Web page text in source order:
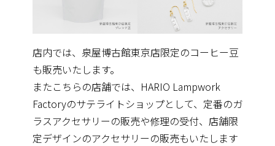
店内では、泉屋博古館東京店限定のコーヒー豆
も販売いたします。
またこちらの店舗では、HARIO Lampwork
Factoryのサテライトショップとして、定番のガ
ラスアクセサリーの販売や修理の受付、店舗限
定デザインのアクセサリーの販売もいたします